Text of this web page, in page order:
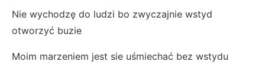
Nie wychodzę do ludzi bo zwyczajnie wstyd
otworzyć buzie
Moim marzeniem jest sie uśmiechać bez wstydu